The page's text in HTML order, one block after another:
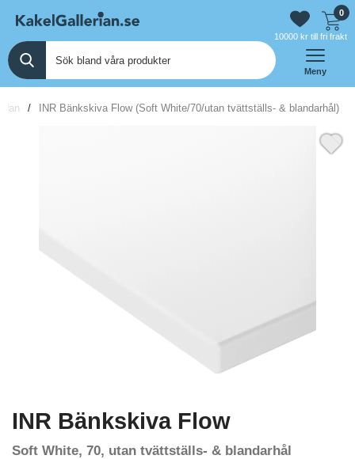
0
10000 kr till fri frakt
Meny
INR Bänkskiva Flow (Soft White/70/utan tvättställs- & blandarhål)
INR Bänkskiva Flow
Soft White, 70, utan tvättställs- & blandarhål